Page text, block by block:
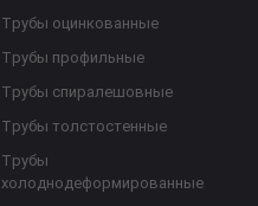
Трубы оцинкованные
Трубы профильные
Трубы спиралешовные
Трубы толстостенные
Трубы
холоднодеформированные